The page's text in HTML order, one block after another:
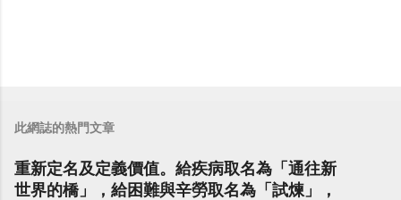
此網誌的熱門文章
重新定名及定義價值。給疾病取名為「通往新
世界的橋」，給困難與辛勞取名為「試煉」，